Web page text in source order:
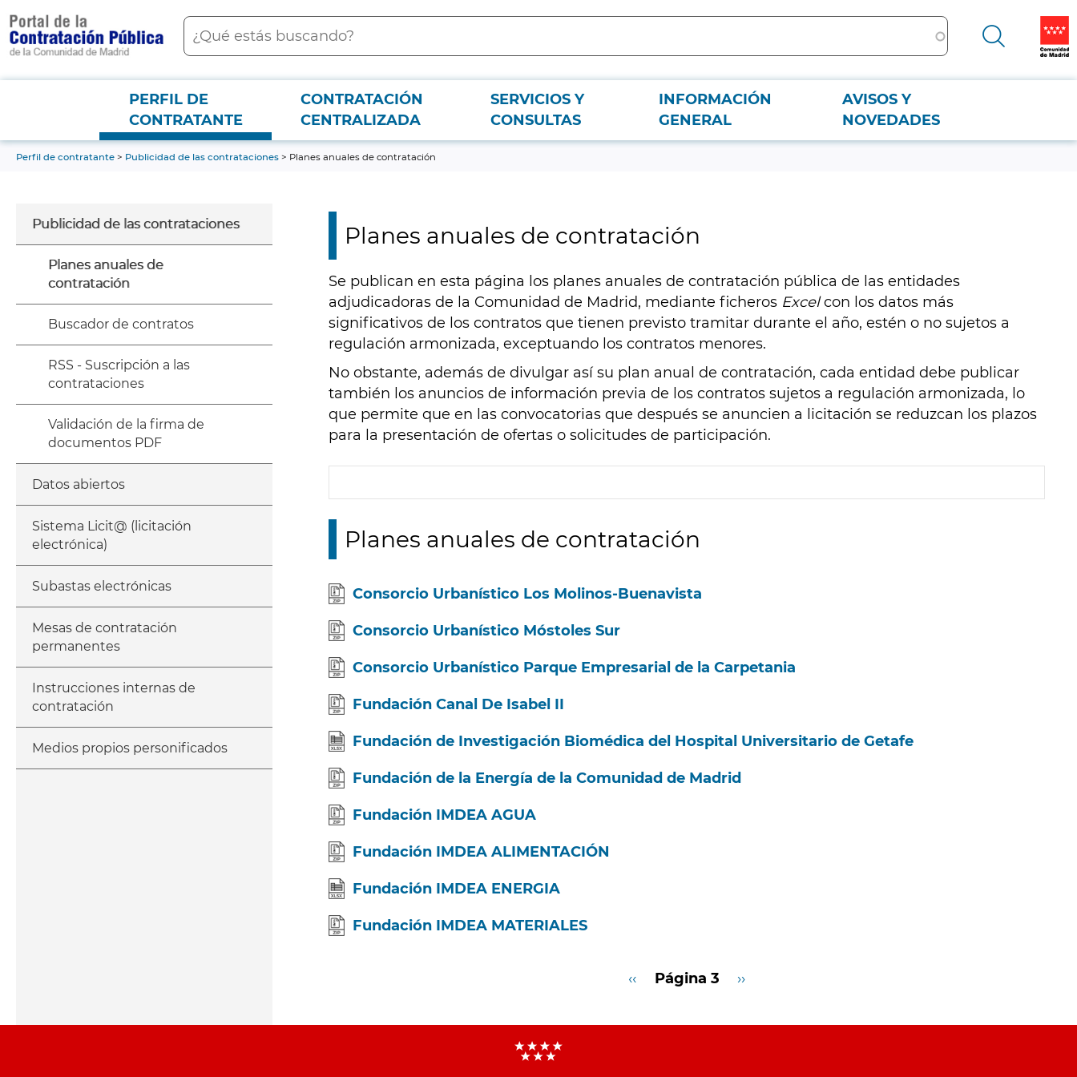
contenido
principal
Buscar
Menú PCONPERFIL DE
CONTRATANTE
CONTRATACIÓN
CENTRALIZADA
SERVICIOS Y
CONSULTAS
INFORMACIÓN
GENERAL
AVISOS Y
NOVEDADES
Perfil de contratante Publicidad de las contrataciones Planes anuales de contratación
Submenú
perfil
del
contratante
Publicidad de las contrataciones
Planes anuales de
contratación
Buscador de contratos
RSS - Suscripción a las
contrataciones
Validación de la firma de
documentos PDF
Datos abiertos
Sistema Licit@ (licitación
electrónica)
Subastas electrónicas
Mesas de contratación
permanentes
Instrucciones internas de
contratación
Medios propios personificados
Planes anuales de contratación
Se publican en esta página los planes anuales de contratación pública de las entidades
adjudicadoras de la Comunidad de Madrid, mediante ficheros Excelcon los datos más
significativos de los contratos que tienen previsto tramitar durante el año, estén o no sujetos a
regulación armonizada, exceptuando los contratos menores.
No obstante, además de divulgar así su plan anual de contratación, cada entidad debe publicar
también los anuncios de información previa de los contratos sujetos a regulación armonizada, lo
que permite que en las convocatorias que después se anuncien a licitación se reduzcan los plazos
para la presentación de ofertas o solicitudes de participación.
Planes anuales de contratación
Consorcio Urbanístico Los Molinos-Buenavista
Consorcio Urbanístico Móstoles Sur
Consorcio Urbanístico Parque Empresarial de la Carpetania
Fundación Canal De Isabel II
Fundación de Investigación Biomédica del Hospital Universitario de Getafe
Fundación de la Energía de la Comunidad de Madrid
Fundación IMDEA AGUA
Fundación IMDEA ALIMENTACIÓN
Fundación IMDEA ENERGIA
Fundación IMDEA MATERIALES
Paginación
Página
‹‹ Página 3
Siguiente
››